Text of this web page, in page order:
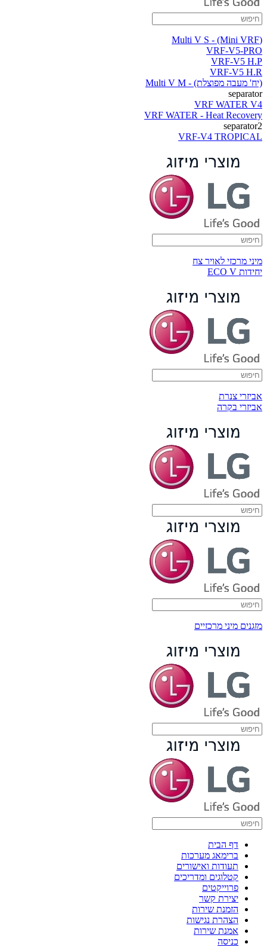
(Multi V S - (Mini VRF
VRF-V5-PRO
VRF-V5 H.P
VRF-V5 H.R
(יח' מעבה מפוצלת) - Multi V M
separator
VRF WATER V4
VRF WATER - Heat Recovery
separator2
VRF-V4 TROPICAL
מיני מרכזי לאויר צח
יחידות ECO V
אביזרי צנרת
אביזרי בקרה
מזגנים מיני מרכזיים
דף הבית
ברימאג מערכות
תעודות ואישורים
קטלוגים ומדריכים
פרוייקטים
יצירת קשר
הזמנת שירות
הצהרת נגישות
אמנת שירות
כניסה